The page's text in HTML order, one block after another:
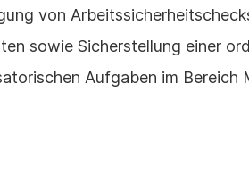
von
sowie Sicherstellung einer
Aufgaben im Bereich